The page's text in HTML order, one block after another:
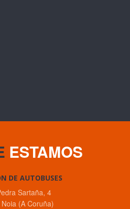
ESTAMOS
DE AUTOBUSES
Sartaña, 4
(A Coruña)